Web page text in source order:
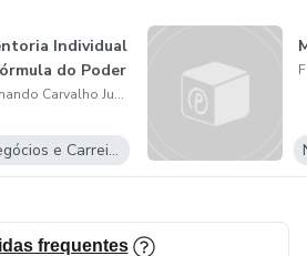
Individual
do Poder
Fernando Carvalho Junior
Negócios e Carreira
frequentes